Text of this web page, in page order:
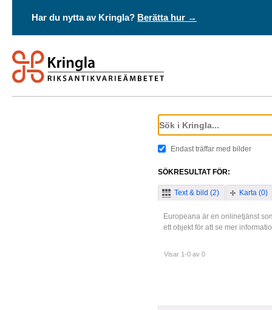
Har du nytta av Kringla? Berätta hur →
Endast träffar med bilder
SÖKRESULTAT FÖR:
Text & bild (2) Karta (0)
Europeana är en onlinetjänst
ett objekt för att se mer
Visar 1-0 av 0